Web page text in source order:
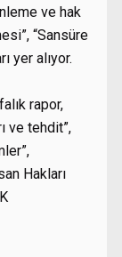
ve hak
“Sansüre
yer alıyor.
rapor,
ve tehdit”,
Hakları